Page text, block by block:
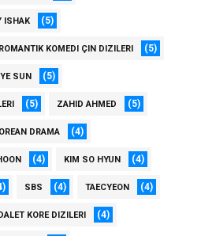
ISHAK (5)
ROMANTIK KOMEDI ÇIN DIZILERI (5)
SUN (5)
(5) ZAHID AHMED (5)
DRAMA (4)
(4) KIM SO HYUN (4)
SBS (4) TAECYEON (4)
KORE DIZILERI (4)